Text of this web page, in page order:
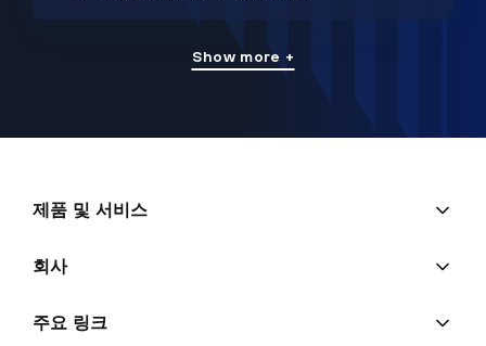
Show more +
제품 및 서비스
회사
주요 링크